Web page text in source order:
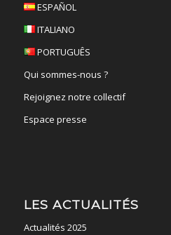
ESPAÑOL
ITALIANO
PORTUGUÊS
Qui sommes-nous ?
Rejoignez notre collectif
Espace presse
LES ACTUALITÉS
Actualités 2025